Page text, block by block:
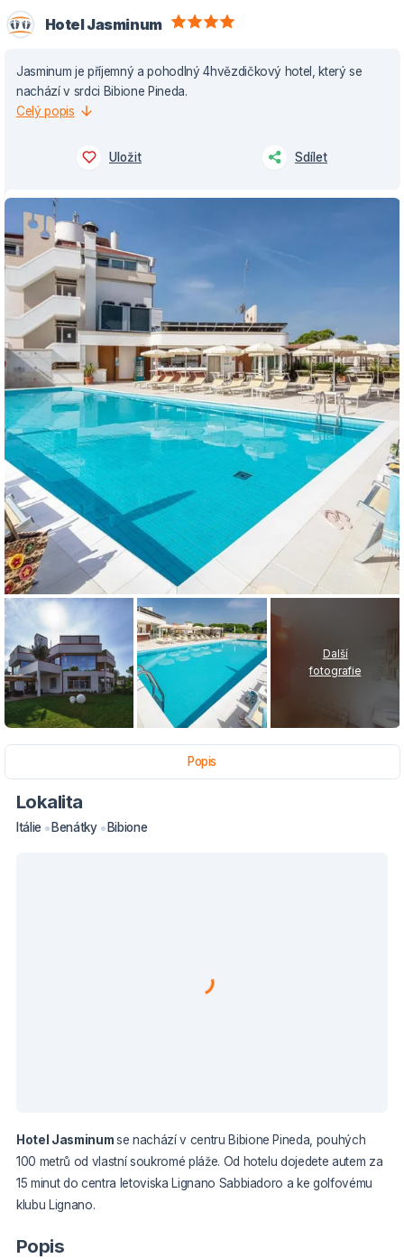
Hotel Jasminum
Jasminum je příjemný a pohodlný 4hvězdičkový hotel, který se
nachází v srdci Bibione Pineda.
Celý popis
Uložit Sdílet
Další
fotografie
Popis
Lokalita
Itálie Benátky Bibione
Hotel Jasminumse nachází v centru Bibione Pineda, pouhých
100 metrů od vlastní soukromé pláže. Od hotelu dojedete autem za
15 minut do centra letoviska Lignano Sabbiadoro a ke golfovému
klubu Lignano.
Popis